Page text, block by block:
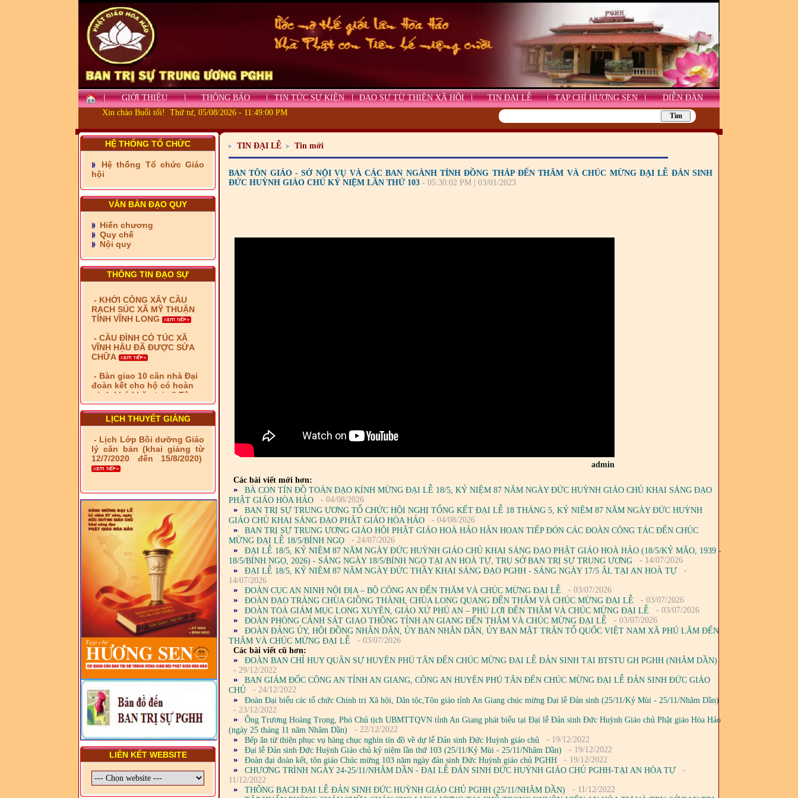
GIỚI THIỆU THÔNG BÁO TIN TỨC SỰ KIỆN ĐẠO SỰ TỪ THIỆN XÃ HỘI TIN ĐẠI LỄ TẠP CHÍ HƯƠNG SEN
DIỄN ĐÀN
Xin chào Buổi tối! Thứ tư, 05/08/2026 - 11:49:00 PM
HỆ THỐNG TỔ CHỨC
Hệ thống Tổ chức Giáo
hội
VĂN BẢN ĐẠO QUY
Hiến chương
Quy chế
Nội quy
THÔNG TIN ĐẠO SỰ
- Những tấm lòng thiện
nguyện vùng biên
- BAN TRỊ SỰ XÃ ĐẠI
PHƯỚC TỈNH ĐỒNG NAI
- Xã Châu Phú khánh
thành cầu Kênh 7 - Nam
kênh Quốc Gia
- Xã Phú Lâm bàn giao 9
căn nhà Đại đoàn kết
RẠCH SÚC XÃ MỸ THUẬN
TỈNH VĨNH LONG
VĨNH HẬU ĐÃ ĐƯỢC SỬA
CHỮA
đoàn kết cho hộ có hoàn
cảnh khó khăn tại xã Tây
Yên
- LỄ RA QUÂN DẬM VÁ,
SỬA CHỮA LỘ GIAO
PHÚ THỌ)
- LỚP TẬP HUẤN LỊCH SỬ,
PHÁP LUẬT VIỆT NAM VÀ
PGHH NHIỆM KỲ VI (2024-
2029) CHO TRỊ SỰ VIÊN
TRUNG ƯƠNG, BAN ĐẠI
DIỆN TỈNH VÀ GIÁO LÝ
VIÊN - CHUYÊN ĐỀ: NHỮNG
VẤN ĐỀ CHUNG VỀ PHÁP
LUẬT VÀ HỆ THỐNG PHÁP
LUẬT VIỆT NAM
- LỚP TẬP HUẤN LỊCH SỬ,
PHÁP LUẬT VIỆT NAM VÀ
HIẾN CHƯƠNG GIÁO HỘI
PGHH NHIỆM KỲ VI (2024-
2029) CHO TRỊ SỰ VIÊN
TRUNG ƯƠNG, BAN ĐẠI
DIỆN TỈNH VÀ GIÁO LÝ
VIÊN - CHUYÊN ĐỀ: SỰ RA
ĐỜI, BẢN CHẤT, CHỨC
NĂNG VÀ HÌNH THỨC CỦA
NƯỚC CHXHCN VIỆT NAM
LỊCH THUYẾT GIẢNG
- Lịch Lớp Bồi dưỡng Giáo
lý căn bản (khai giảng từ
12/7/2020 đến 15/8/2020)
LIÊN KẾT WEBSITE
TIN ĐẠI LỄ Tin mới
BAN TÔN GIÁO - SỞ NỘI VỤ VÀ CÁC BAN NGÀNH TỈNH ĐỒNG THÁP ĐẾN THĂM VÀ CHÚC MỪNG ĐẠI LỄ ĐẢN SINH
ĐỨC HUỲNH GIÁO CHỦ KỶ NIỆM LẦN THỨ 103 - 05:30:02 PM | 03/01/2023
admin
Các bài viết mới hơn:
BÀ CON TÍN ĐỒ TOÀN ĐẠO KÍNH MỪNG ĐẠI LỄ 18/5, KỶ NIỆM 87 NĂM NGÀY ĐỨC HUỲNH GIÁO CHỦ KHAI SÁNG ĐẠO
PHẬT GIÁO HÒA HẢO
- 04/08/2026
BAN TRỊ SỰ TRUNG ƯƠNG TỔ CHỨC HỘI NGHỊ TỔNG KẾT ĐẠI LỄ 18 THÁNG 5, KỶ NIỆM 87 NĂM NGÀY ĐỨC HUỲNH
GIÁO CHỦ KHAI SÁNG ĐẠO PHẬT GIÁO HÒA HẢO
- 04/08/2026
BAN TRỊ SỰ TRUNG ƯƠNG GIÁO HỘI PHẬT GIÁO HOÀ HẢO HÂN HOAN TIẾP ĐÓN CÁC ĐOÀN CÔNG TÁC ĐẾN CHÚC
MỪNG ĐẠI LỄ 18/5/BÍNH NGỌ
- 24/07/2026
ĐẠI LỄ 18/5, KỶ NIỆM 87 NĂM NGÀY ĐỨC HUỲNH GIÁO CHỦ KHAI SÁNG ĐẠO PHẬT GIÁO HOÀ HẢO (18/5/KỶ MÃO, 1939 -
18/5/BÍNH NGỌ, 2026) - SÁNG NGÀY 18/5/BÍNH NGỌ TẠI AN HOÀ TỰ, TRỤ SỞ BAN TRỊ SỰ TRUNG ƯƠNG
- 14/07/2026
ĐẠI LỄ 18/5, KỶ NIỆM 87 NĂM NGÀY ĐỨC THẦY KHAI SÁNG ĐẠO PGHH - SÁNG NGÀY 17/5 ÂL TẠI AN HOÀ TỰ
-
14/07/2026
ĐOÀN CỤC AN NINH NỘI ĐỊA – BỘ CÔNG AN ĐẾN THĂM VÀ CHÚC MỪNG ĐẠI LỄ
- 03/07/2026
ĐOÀN ĐẠO TRÀNG CHÙA GIỒNG THÀNH, CHÙA LONG QUANG ĐẾN THĂM VÀ CHÚC MỪNG ĐẠI LỄ
- 03/07/2026
ĐOÀN TOÀ GIÁM MỤC LONG XUYÊN, GIÁO XỨ PHÚ AN – PHÚ LỢI ĐẾN THĂM VÀ CHÚC MỪNG ĐẠI LỄ
- 03/07/2026
ĐOÀN PHÒNG CẢNH SÁT GIAO THÔNG TỈNH AN GIANG ĐẾN THĂM VÀ CHÚC MỪNG ĐẠI LỄ
- 03/07/2026
ĐOÀN ĐẢNG ỦY, HỘI ĐỒNG NHÂN DÂN, ỦY BAN NHÂN DÂN, ỦY BAN MẶT TRẬN TỔ QUỐC VIỆT NAM XÃ PHÚ LÂM ĐẾN
THĂM VÀ CHÚC MỪNG ĐẠI LỄ
- 03/07/2026
Các bài viết cũ hơn:
ĐOÀN BAN CHỈ HUY QUÂN SỰ HUYỆN PHÚ TÂN ĐẾN CHÚC MỪNG ĐẠI LỄ ĐẢN SINH TẠI BTSTU GH PGHH (NHÂM DẦN)
- 29/12/2022
BAN GIÁM ĐỐC CÔNG AN TỈNH AN GIANG, CÔNG AN HUYỆN PHÚ TÂN ĐẾN CHÚC MỪNG ĐẠI LỄ ĐẢN SINH ĐỨC GIÁO
CHỦ
- 24/12/2022
Đoàn Đại biểu các tổ chức Chính trị Xã hội, Dân tộc,Tôn giáo tỉnh An Giang chúc mừng Đại lễ Đản sinh (25/11/Kỷ Mùi - 25/11/Nhâm Dần)
- 23/12/2022
Ông Trương Hoàng Trọng, Phó Chủ tịch UBMTTQVN tỉnh An Giang phát biểu tại Đại lễ Đản sinh Đức Huỳnh Giáo chủ Phật giáo Hòa Hảo
(ngày 25 tháng 11 năm Nhâm Dần)
- 22/12/2022
Bếp ăn từ thiện phục vụ hàng chục nghín tín đồ về dự lễ Đản sinh Đức Huỳnh giáo chủ
- 19/12/2022
Đại lễ Đản sinh Đức Huỳnh Giáo chủ kỷ niệm lần thứ 103 (25/11/Kỷ Mùi - 25/11/Nhâm Dần)
- 19/12/2022
Đoàn đại đoàn kết, tôn giáo Chúc mừng 103 năm ngày đản sinh Đức Huỳnh giáo chủ PGHH
- 19/12/2022
CHƯƠNG TRÌNH NGÀY 24-25/11/NHÂM DẦN - ĐẠI LỄ ĐẢN SINH ĐỨC HUỲNH GIÁO CHỦ PGHH-TẠI AN HÒA TỰ
-
11/12/2022
THÔNG BẠCH ĐẠI LỄ ĐẢN SINH ĐỨC HUỲNH GIÁO CHỦ PGHH (25/11/NHÂM DẦN)
- 11/12/2022